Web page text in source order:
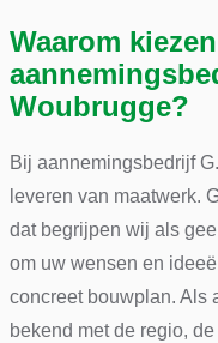
Waarom
Woubrugge?
Bij aannemingsbedrijf
leveren van maatwerk.
dat begrijpen wij als
om uw wensen en
concreet bouwplan. Als
bekend met de regio,